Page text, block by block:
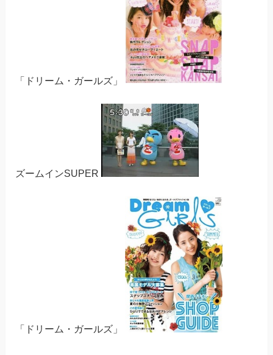
「ドリーム・ガールズ」
ズームインSUPER
「ドリーム・ガールズ」